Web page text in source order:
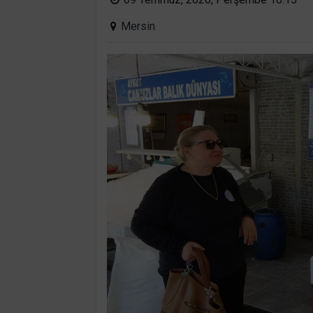
Mersin